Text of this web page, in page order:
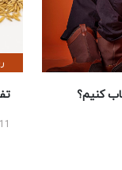
کنیم؟